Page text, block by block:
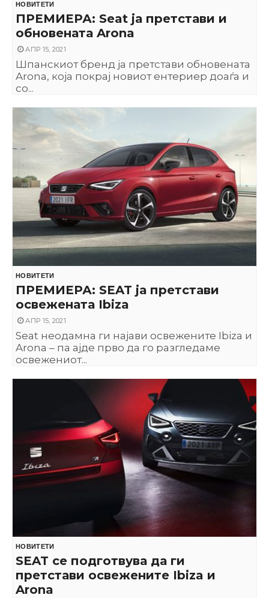
НОВИТЕТИ
ПРЕМИЕРА: Seat ја претстави и
обновената Arona
АПР 15, 2021
Шпанскиот бренд ја претстави обновената
Arona, која покрај новиот ентериер доаѓа и
со...
НОВИТЕТИ
ПРЕМИЕРА: SEAT ја претстави
освежената Ibiza
АПР 15, 2021
Seat неодамна ги најави освежените Ibiza и
Arona – па ајде прво да го разгледаме
освежениот...
НОВИТЕТИ
SEAT се подготвува да ги
претстави освежените Ibiza и
Arona